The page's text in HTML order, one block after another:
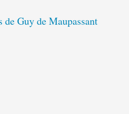
Guy de Maupassant